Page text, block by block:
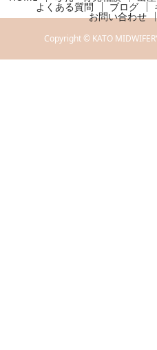
よくある質問 ブログ
お問い合わせ
Copyright © KATO